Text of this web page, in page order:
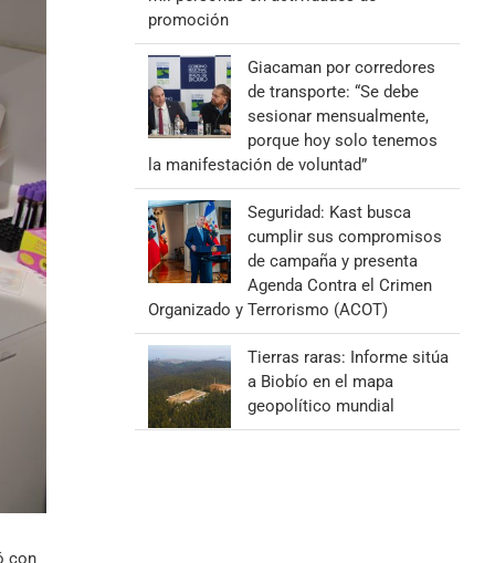
con
promoción
Giacaman por corredores
de transporte: “Se debe
sesionar mensualmente,
porque hoy solo tenemos
la manifestación de voluntad”
Seguridad: Kast busca
cumplir sus compromisos
de campaña y presenta
Agenda Contra el Crimen
Organizado y Terrorismo (ACOT)
Tierras raras: Informe sitúa
a Biobío en el mapa
geopolítico mundial